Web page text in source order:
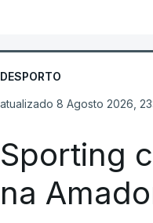
DESPORTO
atualizado 8 Agosto 2026,
Sporting
na